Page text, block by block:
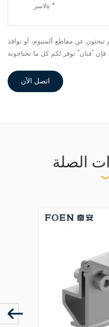
تبحثون عن مقاطع ألمنيوم، أو نوافذ
اتصل الآن
الصلة